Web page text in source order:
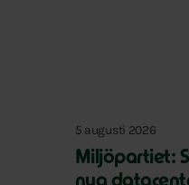
5 augusti 2026
Miljöpartiet: